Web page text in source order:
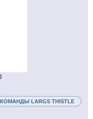
LARGS THISTLE